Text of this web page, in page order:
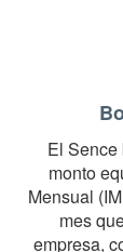
El Sence
monto
Mensual
mes
empresa,